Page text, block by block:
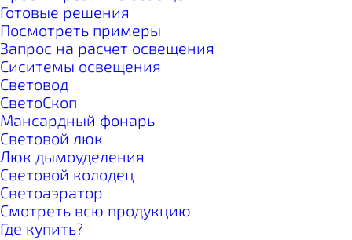
Готовые решения
Посмотреть примеры
Запрос на расчет освещения
Сиситемы освещения
Световод
СветоСкоп
Мансардный фонарь
Световой люк
Люк дымоуделения
Световой колодец
Светоаэратор
Смотреть всю продукцию
Где купить?